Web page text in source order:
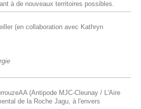
à de nouveaux territoires possibles.
(en collaboration avec Kathryn
(Antipode MJC-Cleunay / L'Aire
de la Roche Jagu, à l'envers